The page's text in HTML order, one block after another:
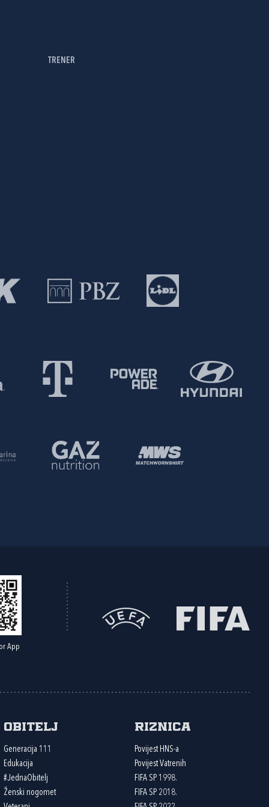
TRENER
App
Obitelj
Generacija 111
Edukacija
#JednaObitelj
Ženski nogomet
Riznica
Povijest HNS-a
Povijest Vatrenih
FIFA SP 1998.
FIFA SP 2018.